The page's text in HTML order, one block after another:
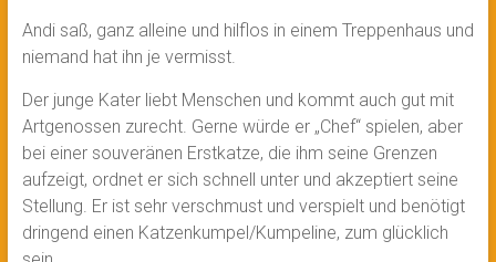
Andi saß, ganz alleine und hilflos in einem Treppenhaus und
niemand hat ihn je vermisst.
Der junge Kater liebt Menschen und kommt auch gut mit
Artgenossen zurecht. Gerne würde er „Chef“ spielen, aber
bei einer souveränen Erstkatze, die ihm seine Grenzen
aufzeigt, ordnet er sich schnell unter und akzeptiert seine
Stellung. Er ist sehr verschmust und verspielt und benötigt
dringend einen Katzenkumpel/Kumpeline, zum glücklich